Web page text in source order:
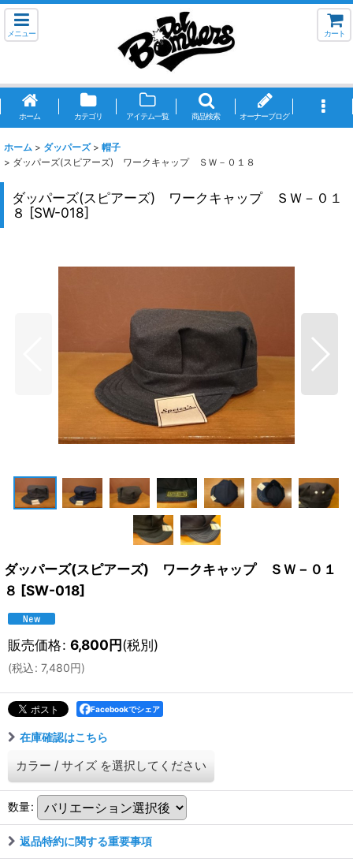
メニュー カート
ホーム カテゴリ アイテム一覧 商品検索 オーナーブログ
ホーム > ダッパーズ > 帽子
> ダッパーズ(スピアーズ) ワークキャップ ＳＷ－０１８
ダッパーズ(スピアーズ) ワークキャップ ＳＷ－０１
８ [SW-018]
ダッパーズ(スピアーズ) ワークキャップ ＳＷ－０１
８ [SW-018]
販売価格: 6,800円(税別)
(税込: 7,480円)
Facebookでシェア
在庫確認はこちら
カラー / サイズ を選択してください
数量:
返品特約に関する重要事項